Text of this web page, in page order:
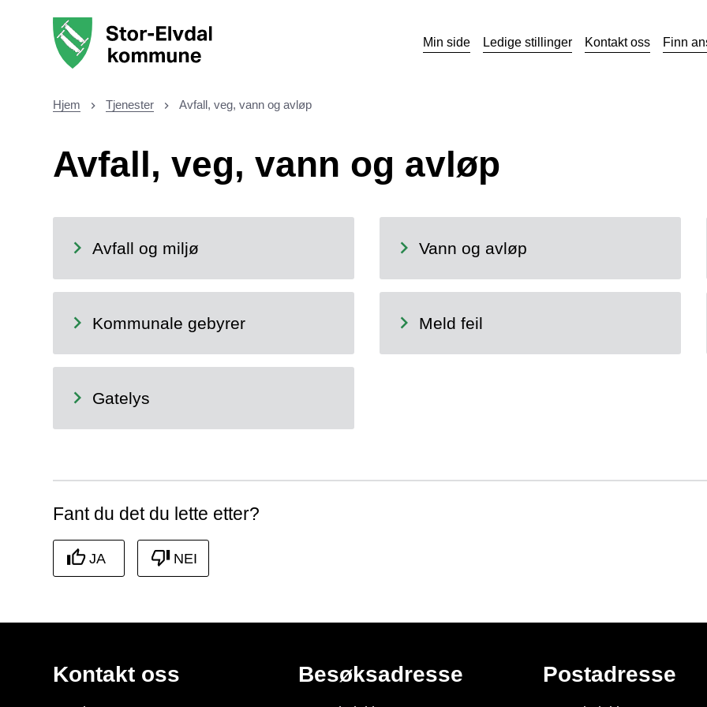
Stor-Elvdal kommune
Min side
Ledige stillinger Kontakt oss Finn
Du er her:
Hjem Tjenester Avfall, veg, vann og avløp
Avfall, veg, vann og avløp
Avfall og miljø Vann og avløp
Kommunale gebyrer Meld feil
Gatelys
Fant du det du lette etter?
JA NEI
Kontakt oss Besøksadresse Postadresse